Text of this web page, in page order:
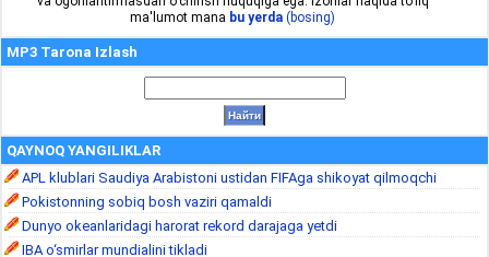
ma'lumot mana bu yerda (bosing)
MP3 Tarona Izlash
QAYNOQ YANGILIKLAR
APL klublari Saudiya Arabistoni ustidan FIFAga shikoyat qilmoqchi
Pokistonning sobiq bosh vaziri qamaldi
Dunyo okeanlaridagi harorat rekord darajaga yetdi
IBA o‘smirlar mundialini tikladi